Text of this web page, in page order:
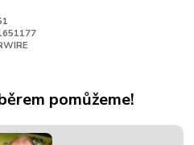
pomůžeme!